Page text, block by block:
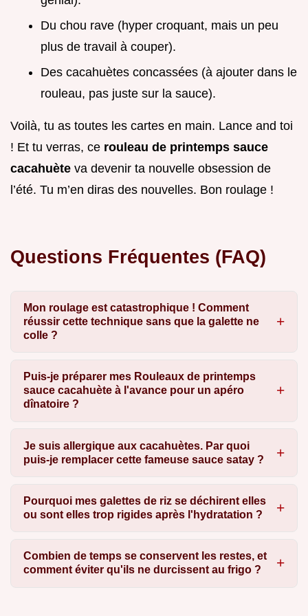
Du chou rave (hyper croquant, mais un peu
plus de travail à couper).
Des cacahuètes concassées (à ajouter dans le
rouleau, pas juste sur la sauce).
Voilà, tu as toutes les cartes en main. Lance and toi
! Et tu verras, ce rouleau de printemps sauce
cacahuète va devenir ta nouvelle obsession de
l’été. Tu m’en diras des nouvelles. Bon roulage !
Questions Fréquentes (FAQ)
Mon roulage est catastrophique ! Comment
réussir cette technique sans que la galette ne
colle ?
Puis-je préparer mes Rouleaux de printemps
sauce cacahuète à l'avance pour un apéro
dînatoire ?
Je suis allergique aux cacahuètes. Par quoi
puis-je remplacer cette fameuse sauce satay ?
Pourquoi mes galettes de riz se déchirent elles
ou sont elles trop rigides après l'hydratation ?
Combien de temps se conservent les restes, et
comment éviter qu'ils ne durcissent au frigo ?